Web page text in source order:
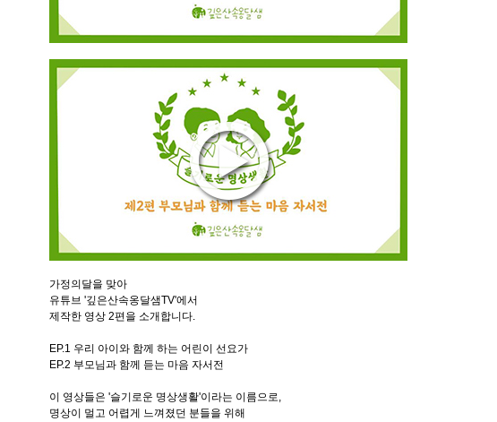
가정의달을 맞아
유튜브 '깊은산속옹달샘TV'에서
제작한 영상 2편을 소개합니다.
EP.1 우리 아이와 함께 하는 어린이 선요가
EP.2 부모님과 함께 듣는 마음 자서전
이 영상들은 '슬기로운 명상생활'이라는 이름으로,
명상이 멀고 어렵게 느껴졌던 분들을 위해